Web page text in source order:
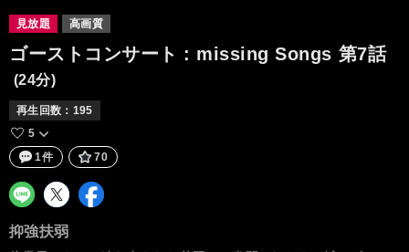
見放題 高画質
ゴーストコンサート : missing Songs 第7話
(24分)
再生回数： 195
5
1件
70
抑強扶弱